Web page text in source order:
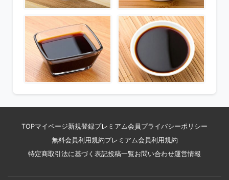
TOPマイページ新規登録プレミアム会員 プライバシーポリシー
無料会員利用規約プレミアム会員利用規約
特定商取引法に基づく表記投稿一覧お問い合わせ運営情報